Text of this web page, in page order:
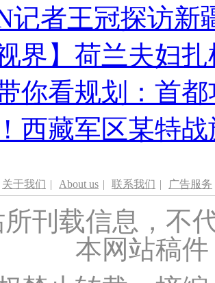
记者王冠探访新
视界】荷兰夫妇
你看规划：首
西藏军区某特
关于我们 | About us | 联系我们 | 广告服务
刊载信息，不
本网站稿